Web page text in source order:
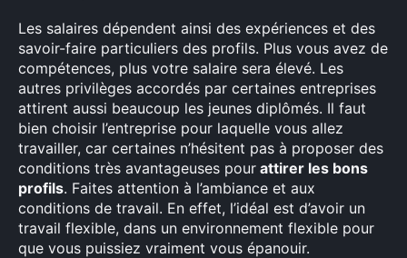
Les salaires dépendent ainsi des expériences et des
savoir-faire particuliers des profils. Plus vous avez de
compétences, plus votre salaire sera élevé. Les
autres privilèges accordés par certaines entreprises
attirent aussi beaucoup les jeunes diplômés. Il faut
bien choisir l’entreprise pour laquelle vous allez
travailler, car certaines n’hésitent pas à proposer des
conditions très avantageuses pour attirer les bons
profils. Faites attention à l’ambiance et aux
conditions de travail. En effet, l’idéal est d’avoir un
travail flexible, dans un environnement flexible pour
que vous puissiez vraiment vous épanouir.